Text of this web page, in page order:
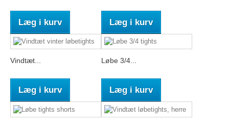
Læg i kurv Læg i kurv
Vindtæt...
Læg i kurv
Løbe 3/4...
Læg i kurv